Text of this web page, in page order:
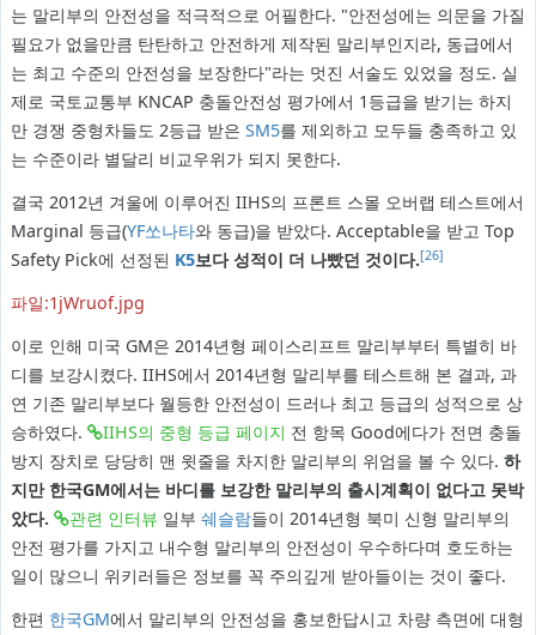
는 말리부의 안전성을 적극적으로 어필한다. "안전성에는 의문을 가질
필요가 없을만큼 탄탄하고 안전하게 제작된 말리부인지라, 동급에서
는 최고 수준의 안전성을 보장한다"라는 멋진 서술도 있었을 정도. 실
제로 국토교통부 KNCAP 충돌안전성 평가에서 1등급을 받기는 하지
만 경쟁 중형차들도 2등급 받은 SM5를 제외하고 모두들 충족하고 있
는 수준이라 별달리 비교우위가 되지 못한다.
결국 2012년 겨울에 이루어진 IIHS의 프론트 스몰 오버랩 테스트에서
Marginal 등급(YF쏘나타와 동급)을 받았다. Acceptable을 받고 Top
Safety Pick에 선정된 K5보다 성적이 더 나빴던 것이다.[26]
파일:1jWruof.jpg
이로 인해 미국 GM은 2014년형 페이스리프트 말리부부터 특별히 바
디를 보강시켰다. IIHS에서 2014년형 말리부를 테스트해 본 결과, 과
연 기존 말리부보다 월등한 안전성이 드러나 최고 등급의 성적으로 상
승하였다.
IIHS의 중형 등급 페이지 전 항목 Good에다가 전면 충돌
방지 장치로 당당히 맨 윗줄을 차지한 말리부의 위엄을 볼 수 있다. 하
지만 한국GM에서는 바디를 보강한 말리부의 출시계획이 없다고 못박
았다.
관련 인터뷰 일부 쉐슬람들이 2014년형 북미 신형 말리부의
안전 평가를 가지고 내수형 말리부의 안전성이 우수하다며 호도하는
일이 많으니 위키러들은 정보를 꼭 주의깊게 받아들이는 것이 좋다.
한편 한국GM에서 말리부의 안전성을 홍보한답시고 차량 측면에 대형